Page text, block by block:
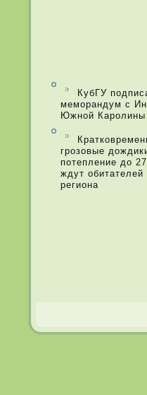
КубГУ
меморандум с
Южной
грозовые
потепление до
ждут обитателей
региона